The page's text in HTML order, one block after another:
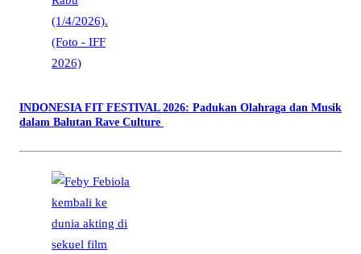
INDONESIA FIT FESTIVAL 2026: Padukan Olahraga dan Musik
dalam Balutan Rave Culture